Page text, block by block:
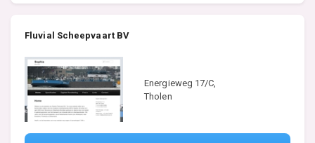
Fluvial Scheepvaart BV
Energieweg 17/C,
Tholen